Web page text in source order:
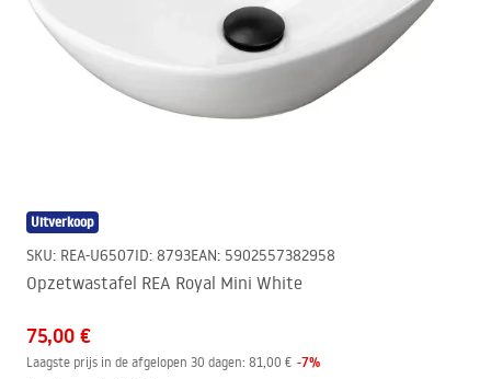
Uitverkoop
SKU: REA-U6507ID: 8793EAN: 5902557382958
Opzetwastafel REA Royal Mini White
75,00 €
Laagste prijs in de afgelopen 30 dagen: 81,00 € -7%